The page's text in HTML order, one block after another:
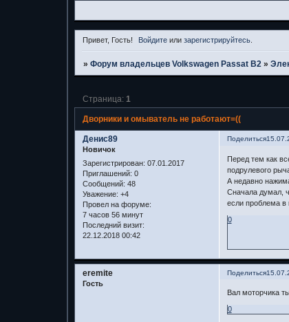
Привет, Гость! Войдите илизарегистрируйтесь.
» Форум владельцев Volkswagen Passat B2 »
Дворники и омыватель не работают=((
Страница: 1
Поделиться
Денис89
Новичок
Зарегистрирован: 07.01.2017
Приглашений: 0
Сообщений: 48
Уважение: +4
Провел на форуме:
7 часов 56 минут
Последний визит:
22.12.2018 00:42
Перед тем как
подрулевого
А недавно
Сначала думал,
если проблема в
0
Поделиться
eremite
Гость
Вал моторчика
0